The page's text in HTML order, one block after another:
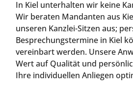
In Kiel unterhalten wir keine
Wir beraten Mandanten aus
unseren Kanzlei-Sitzen aus;
Besprechungstermine in Kiel
vereinbart werden. Unsere
Wert auf Qualität und
Ihre individuellen Anliegen